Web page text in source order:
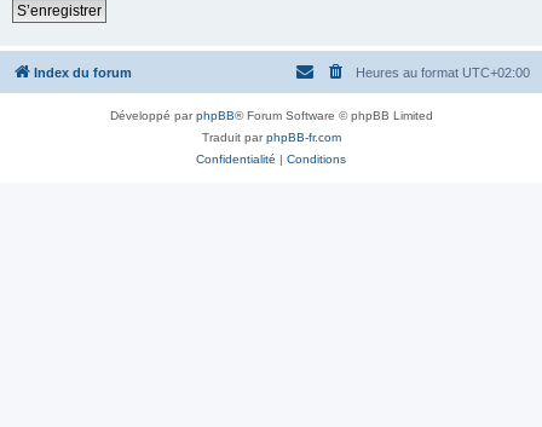
S’enregistrer
Index du forum Heures au format UTC+02:00
Développé parphpBB® Forum Software © phpBB Limited
Traduit parphpBB-fr.com
Confidentialité | Conditions